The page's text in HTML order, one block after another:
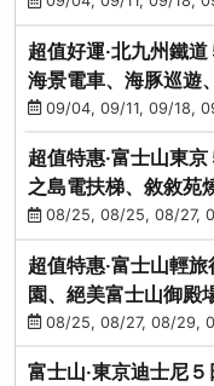
超值好運‧北九州鐵
海景電車、海豚巡遊
光列車-台中出發
09/04, 09/11, 09/18,
超值特惠‧富士山東
之島電扶梯、敘敘苑
08/25, 08/25, 08/27,
超值特惠‧富士山輕
園、絕美富士山御殿
小江戶
08/25, 08/27, 08/29,
富士山‧東京迪士尼